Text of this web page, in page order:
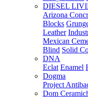
DIESEL
Arizona
Blocks
Leather
Mexican
Blind Solid
DNA
Eclat Enamel
Dogma
Project
Dom